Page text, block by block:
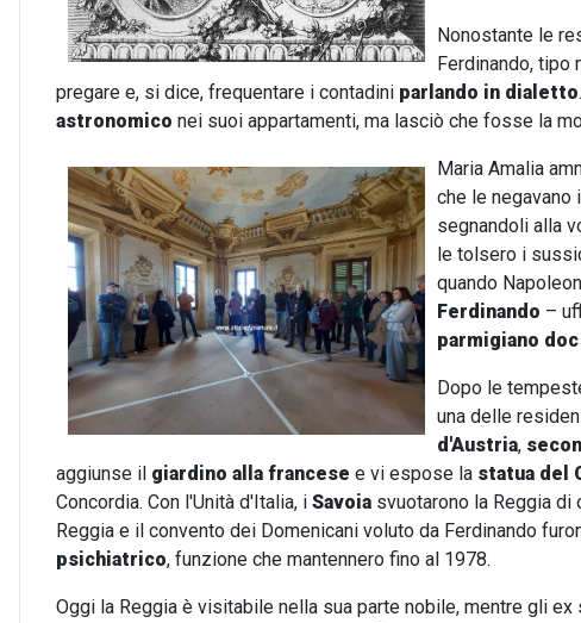
Nonostante le
Ferdinando, tipo
pregare e, si dice, frequentare i contadini parlando in dialetto
astronomico nei suoi appartamenti, ma lasciò che fosse la
Maria Amalia
che le negavano
segnandoli alla
le tolsero i
quando
Ferdinando –
parmigiano doc
Dopo le
una delle
d'Austria,
aggiunse il giardino alla francese e vi espose la statua del
Concordia. Con l'Unità d'Italia, i Savoia svuotarono la Reggia
Reggia e il convento dei Domenicani voluto da Ferdinando
psichiatrico, funzione che mantennero fino al 1978.
Oggi la Reggia è visitabile nella sua parte nobile, mentre gli